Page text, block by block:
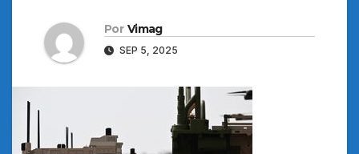
Por Vimag
SEP 5, 2025